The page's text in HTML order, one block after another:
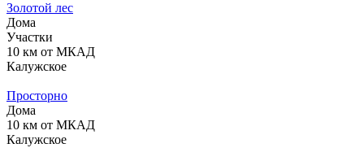
Золотой лес
Дома
Участки
10 км от МКАД
Калужское
Просторно
Дома
10 км от МКАД
Калужское